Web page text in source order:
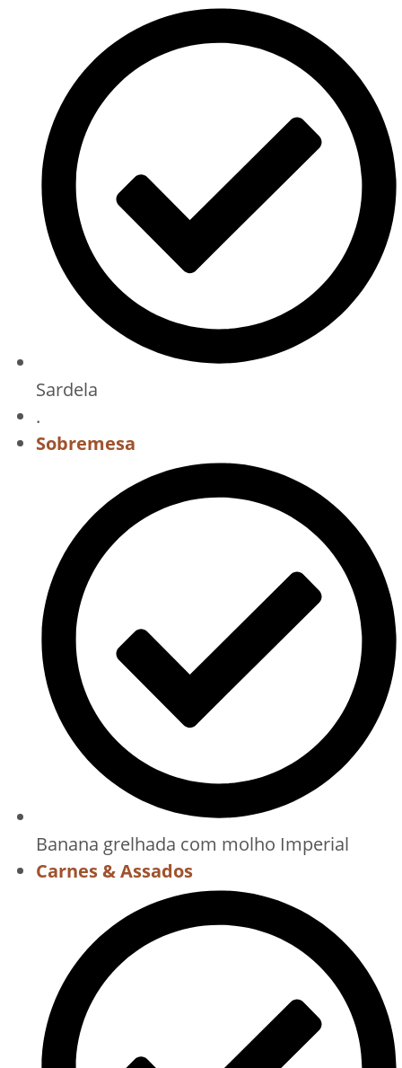
Sardela
.
Sobremesa
Banana grelhada com molho Imperial
Carnes & Assados